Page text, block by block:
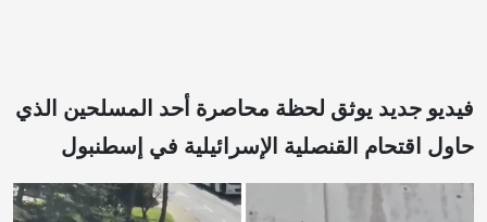
فيديو جديد يوثق لحظة محاصرة أحد المسلحين الذي
حاول اقتحام القنصلية الإسرائيلية في إسطنبول